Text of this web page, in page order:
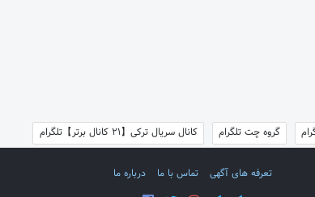
گروه چت تلگرام کانال سریال ترکی【21 کانال برتر】تلگرام
تعرفه های آگهی تماس با ما درباره ما